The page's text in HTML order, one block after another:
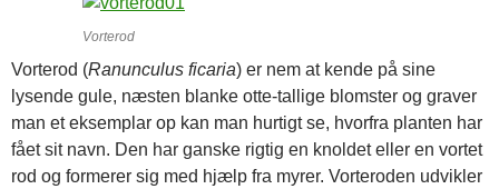
Vorterod
Vorterod (Ranunculus ficaria) er nem at kende på sine
lysende gule, næsten blanke otte-tallige blomster og graver
man et eksemplar op kan man hurtigt se, hvorfra planten har
fået sit navn. Den har ganske rigtig en knoldet eller en vortet
rod og formerer sig med hjælp fra myrer. Vorteroden udvikler